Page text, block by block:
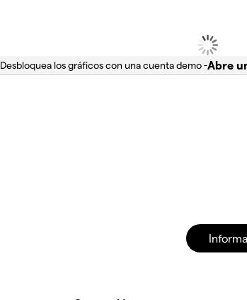
Desbloquea los gráficos con una cuenta demo -